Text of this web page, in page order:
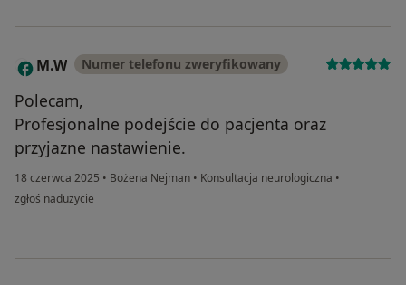
M M.W Numer telefonu zweryfikowany
Polecam,
Profesjonalne podejście do pacjenta oraz
przyjazne nastawienie.
18 czerwca 2025 • Bożena Nejman • Konsultacja neurologiczna •
w opinii użytkownika M.W
zgłoś nadużycie